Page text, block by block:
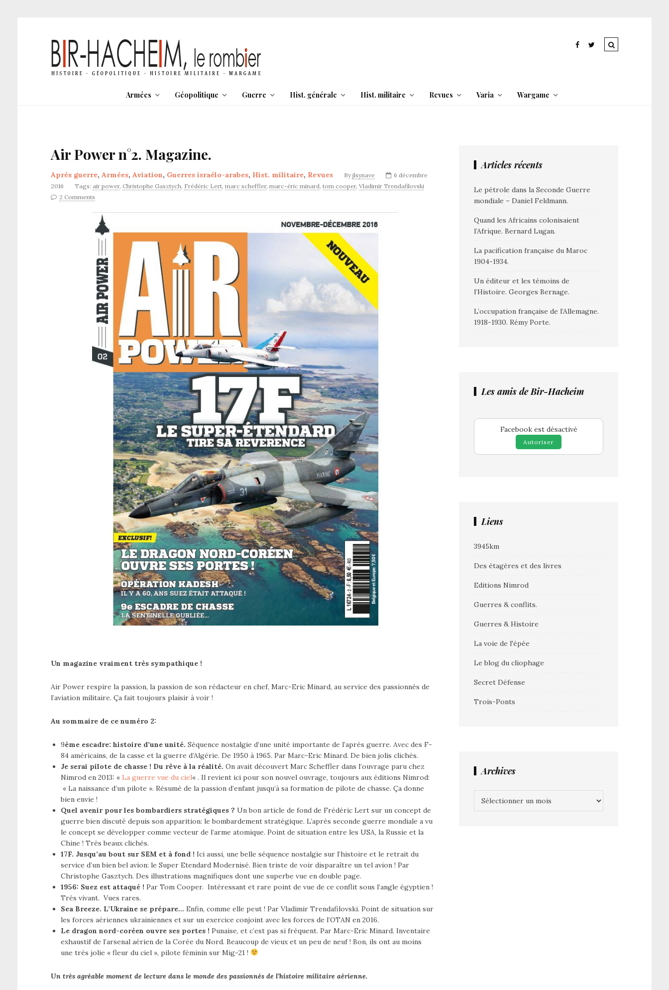
Armées Géopolitique Guerre Hist. générale Hist. militaire Revues Varia Wargame
Air Power n°2. Magazine.
Après guerre, Armées, Aviation, Guerres israélo-arabes, Hist. militaire, Revues By jlsynave
6 décembre
2016
Tags: air power, Christophe Gasztych, Frédéric Lert, marc scheffler, marc-éric minard, tom cooper, Vladimir Trendafilovski
2 Comments
Un magazine vraiment très sympathique !
Air Power respire la passion, la passion de son rédacteur en chef, Marc-Eric Minard, au service des passionnés de
l’aviation militaire. Ça fait toujours plaisir à voir !
Au sommaire de ce numéro 2:
9ème escadre: histoire d’une unité. Séquence nostalgie d’une unité importante de l’après guerre. Avec des F-
84 américains, de la casse et la guerre d’Algérie. De 1950 à 1965. Par Marc-Eric Minard. De bien jolis clichés.
Je serai pilote de chasse ! Du rêve à la réalité. On avait découvert Marc Scheffler dans l’ouvrage paru chez
Nimrod en 2013: « La guerre vue du ciel« . Il revient ici pour son nouvel ouvrage, toujours aux éditions Nimrod:
« La naissance d’un pilote ». Résumé de la passion d’enfant jusqu’à sa formation de pilote de chasse. Ça donne
bien envie !
Quel avenir pour les bombardiers stratégiques ? Un bon article de fond de Frédéric Lert sur un concept de
guerre bien discuté depuis son apparition: le bombardement stratégique. L’après seconde guerre mondiale a vu
le concept se développer comme vecteur de l’arme atomique. Point de situation entre les USA, la Russie et la
Chine ! Très beaux clichés.
17F. Jusqu’au bout sur SEM et à fond ! Ici aussi, une belle séquence nostalgie sur l’histoire et le retrait du
service d’un bien bel avion: le Super Etendard Modernisé. Bien triste de voir disparaître un tel avion ! Par
Christophe Gasztych. Des illustrations magnifiques dont une superbe vue en double page.
1956: Suez est attaqué ! Par Tom Cooper. Intéressant et rare point de vue de ce conflit sous l’angle égyptien !
Très vivant. Vues rares.
Sea Breeze. L’Ukraine se prépare… Enfin, comme elle peut ! Par Vladimir Trendafilovski. Point de situation sur
les forces aériennes ukrainiennes et sur un exercice conjoint avec les forces de l’OTAN en 2016.
Le dragon nord-coréen ouvre ses portes ! Punaise, et c’est pas si fréquent. Par Marc-Eric Minard. Inventaire
exhaustif de l’arsenal aérien de la Corée du Nord. Beaucoup de vieux et un peu de neuf ! Bon, ils ont au moins
une très jolie « fleur du ciel », pilote féminin sur Mig-21 !
Un très agréable moment de lecture dans le monde des passionnés de l’histoire militaire aérienne.
Articles récents
Le pétrole dans la Seconde Guerre
mondiale – Daniel Feldmann.
Quand les Africains colonisaient
l’Afrique. Bernard Lugan.
La pacification française du Maroc
1904-1934.
Un éditeur et les témoins de
l’Histoire. Georges Bernage.
L’occupation française de l’Allemagne.
1918-1930. Rémy Porte.
Les amis de Bir-Hacheim
Facebook est désactivé
Autoriser
Liens
3945km
Des étagères et des livres
Editions Nimrod
Guerres & conflits.
Guerres & Histoire
La voie de l'épée
Le blog du cliophage
Secret Défense
Trois-Ponts
Archives